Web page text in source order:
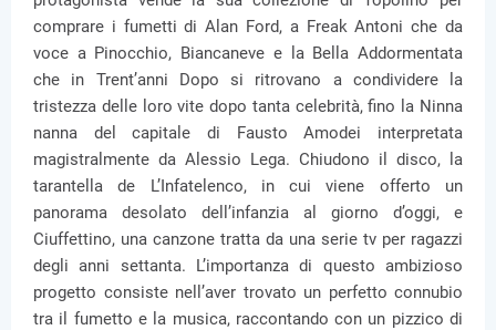
comprare i fumetti di Alan Ford, a Freak Antoni che da
voce a Pinocchio, Biancaneve e la Bella Addormentata
che in Trent’anni Dopo si ritrovano a condividere la
tristezza delle loro vite dopo tanta celebrità, fino la Ninna
nanna del capitale di Fausto Amodei interpretata
magistralmente da Alessio Lega. Chiudono il disco, la
tarantella de L’Infatelenco, in cui viene offerto un
panorama desolato dell’infanzia al giorno d’oggi, e
Ciuffettino, una canzone tratta da una serie tv per ragazzi
degli anni settanta. L’importanza di questo ambizioso
progetto consiste nell’aver trovato un perfetto connubio
tra il fumetto e la musica, raccontando con un pizzico di